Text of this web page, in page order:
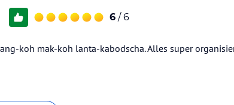
6 / 6
koh mak-koh lanta-kabodscha. Alles super